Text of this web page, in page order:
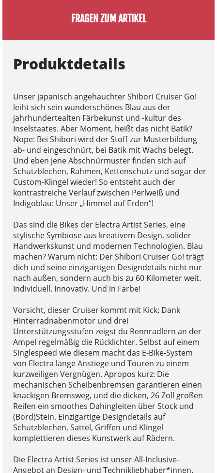
FRAGEN ZUM ARTIKEL
Produktdetails
Unser japanisch angehauchter Shibori Cruiser Go!
leiht sich sein wunderschönes Blau aus der
jahrhundertealten Färbekunst und -kultur des
Inselstaates. Aber Moment, heißt das nicht Batik?
Nope: Bei Shibori wird der Stoff zur Musterbildung
ab- und eingeschnürt, bei Batik mit Wachs belegt.
Und eben jene Abschnürmuster finden sich auf
Schutzblechen, Rahmen, Kettenschutz und sogar der
Custom-Klingel wieder! So entsteht auch der
kontrastreiche Verlauf zwischen Perlweiß und
Indigoblau: Unser „Himmel auf Erden“!
Das sind die Bikes der Electra Artist Series, eine
stylische Symbiose aus kreativem Design, solider
Handwerkskunst und modernen Technologien. Blau
machen? Warum nicht: Der Shibori Cruiser Go! trägt
dich und seine einzigartigen Designdetails nicht nur
nach außen, sondern auch bis zu 60 Kilometer weit.
Individuell. Innovativ. Und in Farbe!
Vorsicht, dieser Cruiser kommt mit Kick: Dank
Hinterradnabenmotor und drei
Unterstützungsstufen zeigst du Rennradlern an der
Ampel regelmäßig die Rücklichter. Selbst auf einem
Singlespeed wie diesem macht das E-Bike-System
von Electra lange Anstiege und Touren zu einem
kurzweiligen Vergnügen. Apropos kurz: Die
mechanischen Scheibenbremsen garantieren einen
knackigen Bremsweg, und die dicken, 26 Zoll großen
Reifen ein smoothes Dahingleiten über Stock und
(Bord)Stein. Einzigartige Designdetails auf
Schutzblechen, Sattel, Griffen und Klingel
komplettieren dieses Kunstwerk auf Rädern.
Die Electra Artist Series ist unser All-Inclusive-
Angebot an Design- und Technikliebhaber*innen.